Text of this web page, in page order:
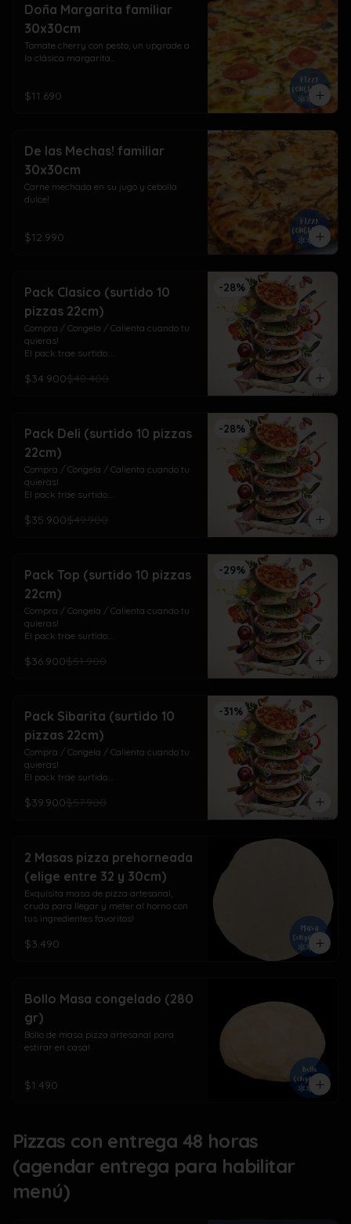
Doña Margarita familiar
30x30cm
Tomate cherry con pesto, un upgrade a
la clásica margarita...
$11.690
De las Mechas! familiar
30x30cm
Carne mechada en su jugo y cebolla
dulce!
$12.990
-28%
Pack Clasico (surtido 10
pizzas 22cm)
Compra / Congela / Calienta cuando tu
quieras!
El pack trae surtido:
3 Napolitana (jamón, tomate orégano)
$34.900$48.400
-28%
Pack Deli (surtido 10 pizzas
22cm)
Compra / Congela / Calienta cuando tu
quieras!
El pack trae surtido:
y pimentón)
maduro, cheddar y azul)
$35.900$49.900
-29%
Pack Top (surtido 10 pizzas
22cm)
Compra / Congela / Calienta cuando tu
quieras!
El pack trae surtido:
tocino)
$36.900$51.900
-31%
Pack Sibarita (surtido 10
pizzas 22cm)
Compra / Congela / Calienta cuando tu
quieras!
El pack trae surtido:
dulce)
$39.900$57.900
2 Masas pizza prehorneada
(elige entre 32 y 30cm)
Exquisita masa de pizza artesanal,
cruda para llegar y meter al horno con
tus ingredientes favoritos!
$3.490
Bollo Masa congelado (280
gr)
Bollo de masa pizza artesanal para
estirar en casa!
$1.490
Pizzas con entrega 48 horas
(agendar entrega para habilitar
menú)